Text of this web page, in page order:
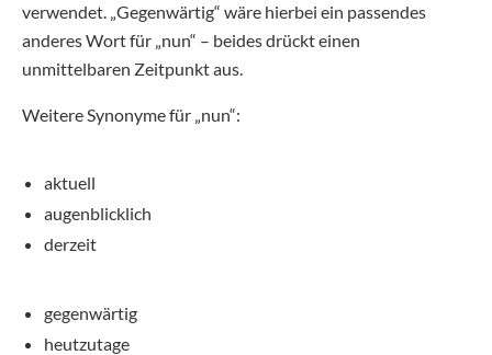
verwendet. „Gegenwärtig“ wäre hierbei ein passendes
anderes Wort für „nun“ – beides drückt einen
unmittelbaren Zeitpunkt aus.
Weitere Synonyme für „nun“:
aktuell
augenblicklich
derzeit
gegenwärtig
heutzutage